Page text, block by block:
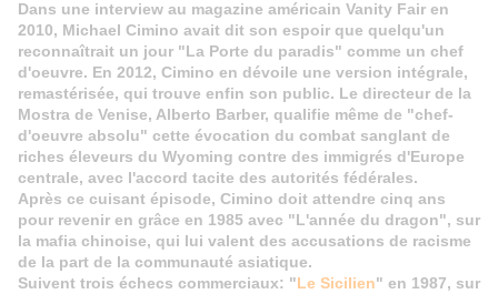
Dans une interview au magazine américain Vanity Fair en
2010, Michael Cimino avait dit son espoir que quelqu'un
reconnaîtrait un jour "La Porte du paradis" comme un chef
d'oeuvre. En 2012, Cimino en dévoile une version intégrale,
remastérisée, qui trouve enfin son public. Le directeur de la
Mostra de Venise, Alberto Barber, qualifie même de "chef-
d'oeuvre absolu" cette évocation du combat sanglant de
riches éleveurs du Wyoming contre des immigrés d'Europe
centrale, avec l'accord tacite des autorités fédérales.
Après ce cuisant épisode, Cimino doit attendre cinq ans
pour revenir en grâce en 1985 avec "L'année du dragon", sur
la mafia chinoise, qui lui valent des accusations de racisme
de la part de la communauté asiatique.
Suivent trois échecs commerciaux: "Le Sicilien" en 1987, sur